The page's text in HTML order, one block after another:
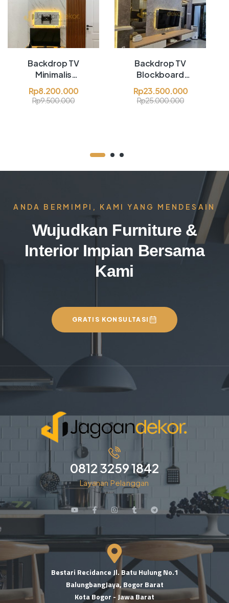
Backdrop TV
Minimalis
Blockboard
Finishing HPL –
Ibu Netri Herniati
Rp9.500.000
Rp8.200.000
Backdrop TV
Blockboard
Finishing HPL –
Bapak Ernest
Rp25.000.000
Rp23.500.000
ANDA BERMIMPI, KAMI YANG MENDESAIN
Wujudkan Furniture &
Interior Impian Bersama
Kami
GRATIS KONSULTASI
0812 3259 1842
Layanan Pelanggan
Bestari Recidance Jl. Batu Hulung No.1
BalungbangJaya, Bogor Barat
Kota Bogor - Jawa Barat